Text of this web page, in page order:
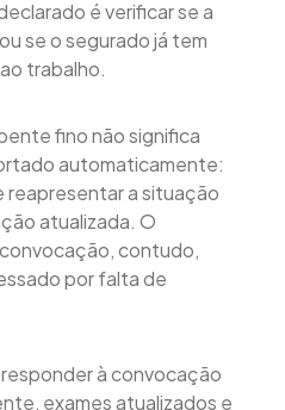
é verificar se a
se o segurado já tem
trabalho.
fino não significa
automaticamente:
reapresentar a situação
atualizada. O
contudo,
por falta de
à convocação
exames atualizados e